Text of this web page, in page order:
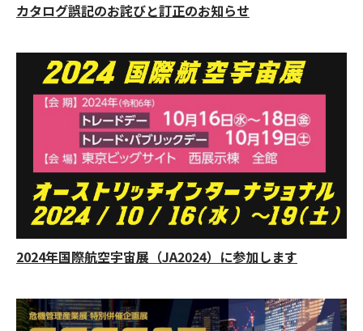
カタログ誤記のお詫びと訂正のお知らせ
2024年国際航空宇宙展（JA2024）に参加します